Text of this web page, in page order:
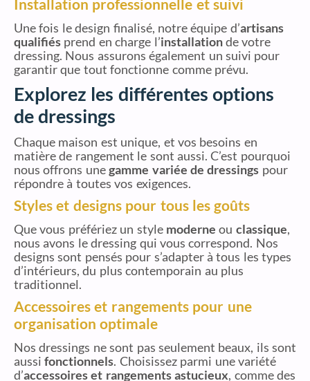
Installation professionnelle et suivi
Une fois le design finalisé, notre équipe d’artisans
qualifiés prend en charge l’installationde votre
dressing. Nous assurons également un suivi pour
garantir que tout fonctionne comme prévu.
Explorez les différentes options
de dressings
Chaque maison est unique, et vos besoins en
matière de rangement le sont aussi. C’est pourquoi
nous offrons unegamme variée de dressings pour
répondre à toutes vos exigences.
Styles et designs pour tous les goûts
Que vous préfériez un style moderne ou classique,
nous avons le dressing qui vous correspond. Nos
designs sont pensés pour s’adapter à tous les types
d’intérieurs, du plus contemporain au plus
traditionnel.
Accessoires et rangements pour une
organisation optimale
Nos dressings ne sont pas seulement beaux, ils sont
aussifonctionnels. Choisissez parmi une variété
d’accessoires et rangements astucieux, comme des